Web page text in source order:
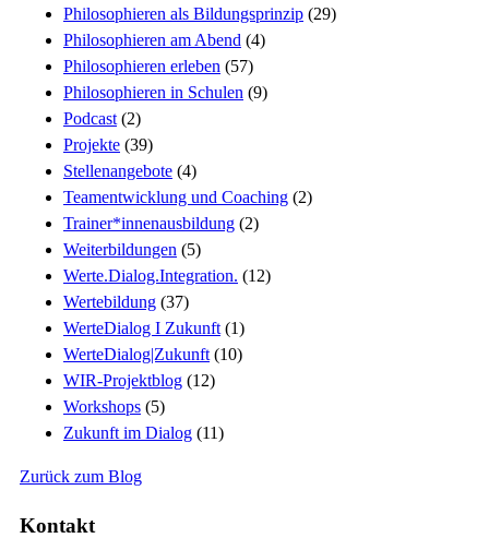
Philosophieren als Bildungsprinzip (29)
Philosophieren am Abend (4)
Philosophieren erleben (57)
Philosophieren in Schulen (9)
Podcast (2)
Projekte (39)
Stellenangebote (4)
Teamentwicklung und Coaching (2)
Trainer*innenausbildung (2)
Weiterbildungen (5)
Werte.Dialog.Integration. (12)
Wertebildung (37)
WerteDialog I Zukunft (1)
WerteDialog|Zukunft (10)
WIR-Projektblog (12)
Workshops (5)
Zukunft im Dialog (11)
Zurück zum Blog
Kontakt